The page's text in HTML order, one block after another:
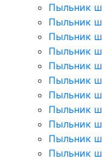
Пыльник
Пыльник
Пыльник
Пыльник
Пыльник
Пыльник
Пыльник
Пыльник
Пыльник
Пыльник
Пыльник